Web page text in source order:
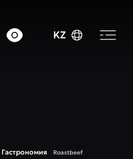
KZ
Гастрономия Roastbeef